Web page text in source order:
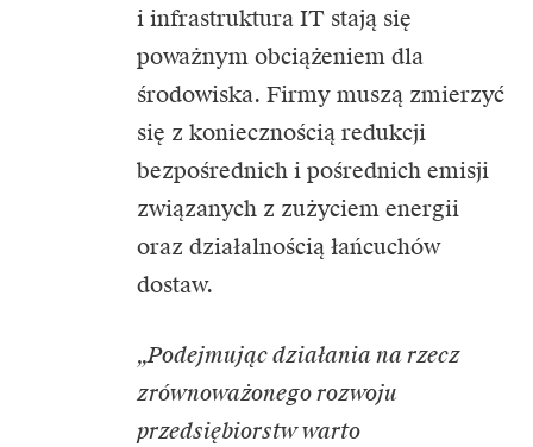
i infrastruktura IT stają się
poważnym obciążeniem dla
środowiska. Firmy muszą zmierzyć
się z koniecznością redukcji
bezpośrednich i pośrednich emisji
związanych z zużyciem energii
oraz działalnością łańcuchów
dostaw.
„Podejmując działania na rzecz
zrównoważonego rozwoju
przedsiębiorstw warto